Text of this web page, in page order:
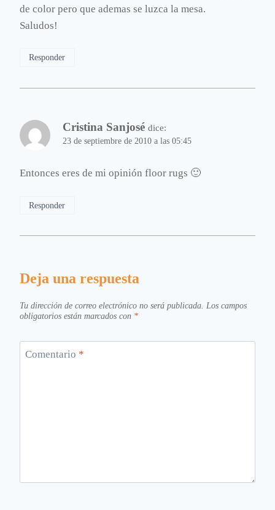
de color pero que ademas se luzca la mesa.
Saludos!
Responder
Cristina Sanjosé dice:
23 de septiembre de 2010 a las 05:45
Entonces eres de mi opinión floor rugs 🙂
Responder
Deja una respuesta
Tu dirección de correo electrónico no será publicada. Los campos
obligatorios están marcados con *
Comentario *